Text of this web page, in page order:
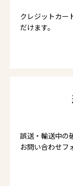
クレジットカー
だけます。
誤送・輸送中の
お問い合わせフ